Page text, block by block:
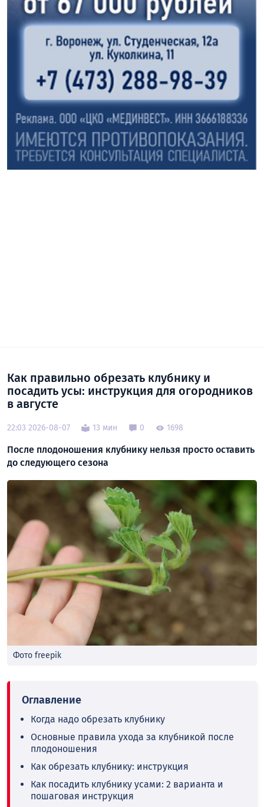
Как правильно обрезать клубнику и
посадить усы: инструкция для огородников
в августе
22:03 2026-08-07 13 мин 0 1698
После плодоношения клубнику нельзя просто оставить
до следующего сезона
Фото freepik
Когда надо обрезать клубнику
Основные правила ухода за клубникой после
плодоношения
Как обрезать клубнику: инструкция
Как посадить клубнику усами: 2 варианта и
пошаговая инструкция